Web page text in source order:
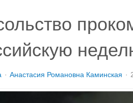
Анастасия Романовна Каминская